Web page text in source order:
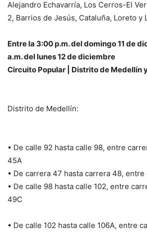
Alejandro Echavarría, Los Cerros-El
2, Barrios de Jesús, Cataluña, Loreto y
Entre la 3:00 p.m. del domingo 11 de
a.m. del lunes 12 de diciembre
Circuito Popular | Distrito de Medellín
Distrito de Medellín:
• De calle 92 hasta calle 98, entre
45A
• De carrera 47 hasta carrera 48,
• De calle 98 hasta calle 102, entre
49C
• De calle 102 hasta calle 106A, entre